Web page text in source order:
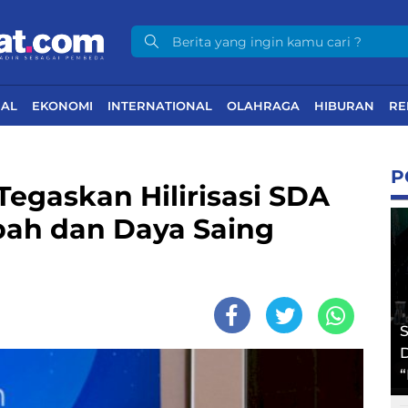
EKONOMI INTERNATIONAL OLAHRAGA HIBURAN
Hilirisasi SDA
dan Daya Saing